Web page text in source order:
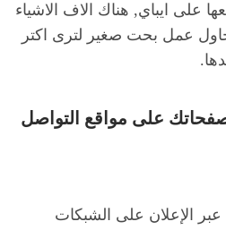
على ايباي, هناك الاف الاشياء
عمل بحت صغير لترى اكتر
على مواقع التواصل
الإعلان على الشبكات